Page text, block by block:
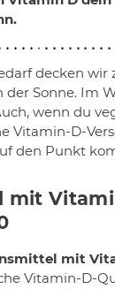
decken wir
der Sonne. Im
wenn du
Vitamin-D-
den Punkt
mit
mit
Vitamin-D-